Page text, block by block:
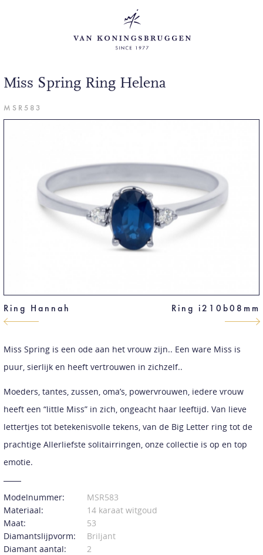
Miss Spring Ring Helena
MSR583
Ring Hannah Ring i210b08mm
Miss Spring is een ode aan het vrouw zijn.. Een ware Miss is
puur, sierlijk en heeft vertrouwen in zichzelf..
Moeders, tantes, zussen, oma’s, powervrouwen, iedere vrouw
heeft een “little Miss” in zich, ongeacht haar leeftijd. Van lieve
lettertjes tot betekenisvolle tekens, van de Big Letter ring tot de
prachtige Allerliefste solitairringen, onze collectie is op en top
emotie.
Modelnummer:
MSR583
Materiaal:
14 karaat witgoud
Maat:
53
Diamantslijpvorm:
Briljant
Diamant aantal:
2